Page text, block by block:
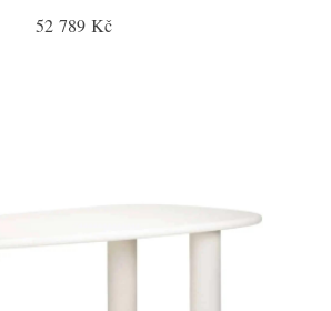
52 789 Kč